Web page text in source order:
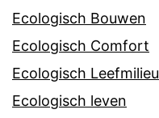
Ecologisch Bouwen
Ecologisch Comfort
Ecologisch Leefmilieu
Ecologisch leven